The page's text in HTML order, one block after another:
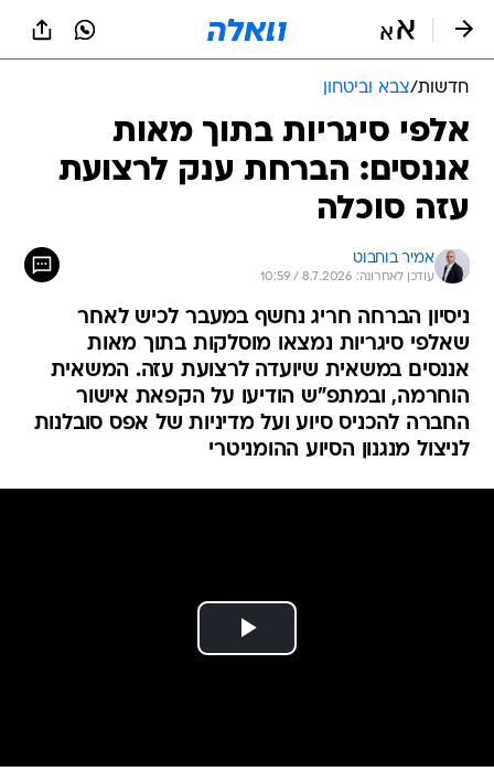
חדשות/צבא וביטחון
אלפי סיגריות בתוך מאות
אננסים: הברחת ענק לרצועת
עזה סוכלה
אמיר בוחבוט
עודכן לאחרונה: 8.7.2026 / 10:59
ניסיון הברחה חריג נחשף במעבר לכיש לאחר
שאלפי סיגריות נמצאו מוסלקות בתוך מאות
אננסים במשאית שיועדה לרצועת עזה. המשאית
הוחרמה, ובמתפ"ש הודיעו על הקפאת אישור
החברה להכניס סיוע ועל מדיניות של אפס סובלנות
לניצול מנגנון הסיוע ההומניטרי